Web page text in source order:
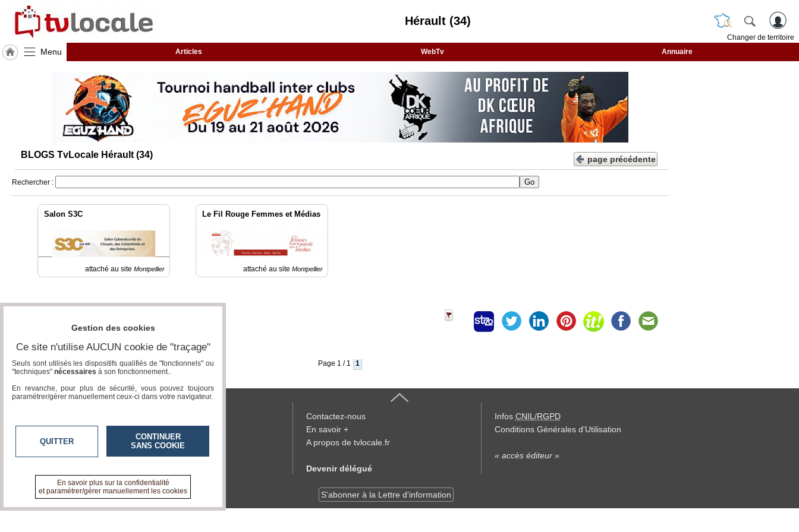
Hérault (34)
Changer de territoire
Menu Articles WebTv Annuaire
TvLocale
France
RUBRIQUES
Prémium
Inscription
annuaire
pro
BLOGS TvLocale Hérault (34) page précédente
Rechercher :
Salon S3C
attaché au site Montpellier
Le Fil Rouge Femmes et Médias
attaché au site Montpellier
Page 1 / 1 1
Contactez-nous
En savoir +
A propos de tvlocale.fr
Devenir délégué
S'abonner à la Lettre d'information
Infos CNIL/RGPD
Conditions Générales d'Utilisation
« accès éditeur »
Gestion des cookies
Ce site n'utilise AUCUN cookie de "traçage"
Seuls sont utilisés les dispositifs qualifiés de "fonctionnels" ou
"techniques" nécessaires à son fonctionnement..
En revanche, pour plus de sécurité, vous pouvez toujours
paramétrer/gérer manuellement ceux-ci dans votre navigateur.
QUITTER
CONTINUER
SANS COOKIE
En savoir plus sur la confidentialité
et paramétrer/gérer manuellement les cookies